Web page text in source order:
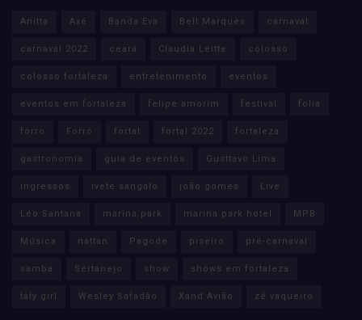
Anitta Axé Banda Eva Bell Marques carnaval
carnaval 2022 ceará Claudia Leitte colosso
colosso fortaleza entretenimento eventos
eventos em fortaleza felipe amorim festival folia
forro Forró fortal fortal 2022 fortaleza
gastronomia guia de eventos Gusttavo Lima
ingressos ivete sangalo joão gomes Live
Léo Santana marina park marina park hotel MPB
Música nattan Pagode piseiro pré-carnaval
samba Sertanejo show shows em fortaleza
taty girl Wesley Safadão Xand Avião zé vaqueiro